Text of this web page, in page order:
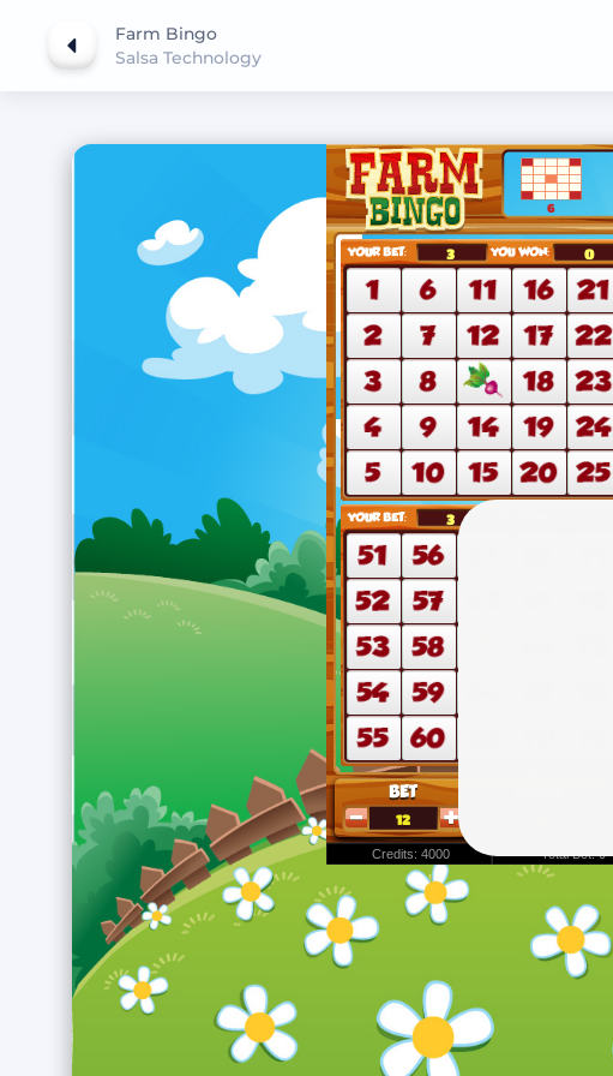
Farm Bingo
Salsa Technology